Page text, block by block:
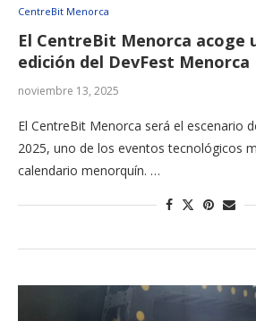
CentreBit Menorca
El CentreBit Menorca acoge
edición del DevFest Menorca
noviembre 13, 2025
El CentreBit Menorca será el escenario
2025, uno de los eventos tecnológicos
calendario menorquín. …